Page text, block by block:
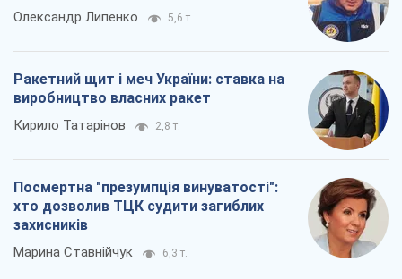
Олександр Липенко 5,6 т.
Ракетний щит і меч України: ставка на
виробництво власних ракет
Кирило Татарінов 2,8 т.
Посмертна "презумпція винуватості":
хто дозволив ТЦК судити загиблих
захисників
Марина Ставнійчук 6,3 т.